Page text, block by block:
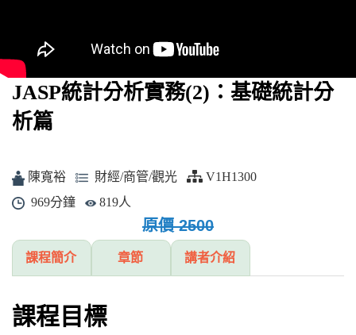
JASP統計分析實務(2)：基礎統計分
析篇
陳寬裕 財經/商管/觀光
V1H1300
969分鐘
819人
原價 2500
課程簡介 章節 講者介紹
課程目標